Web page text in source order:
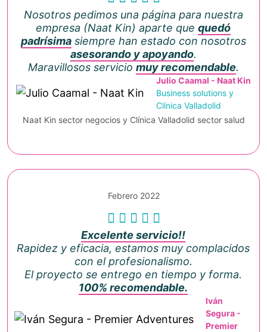
Nosotros pedimos una página para nuestra
empresa (Naat Kin) aparte quequedó
padrísimasiempre han estado con nosotros
asesorando y apoyando.
Maravillosos servicio muy recomendable.
Julio Caamal - Naat Kin
Business solutions y
Clínica Valladolid
Naat Kin sector negocios y Clínica Valladolid sector salud
Febrero 2022
Excelente servicio!!
Rapidez y eficacia, estamos muy complacidos
con el profesionalismo.
El proyecto se entrego en tiempo y forma.
100% recomendable.
Iván
Segura -
Premier